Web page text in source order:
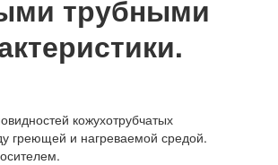
трубными
кожухотрубчатых
греющей и нагреваемой средой.